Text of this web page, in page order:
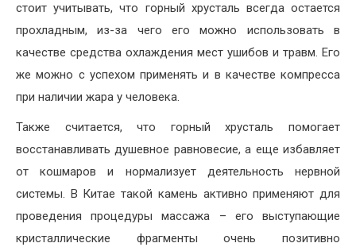
стоит учитывать, что горный хрусталь всегда остается
прохладным, из-за чего его можно использовать в
качестве средства охлаждения мест ушибов и травм. Его
же можно с успехом применять и в качестве компресса
при наличии жара у человека.
Также считается, что горный хрусталь помогает
восстанавливать душевное равновесие, а еще избавляет
от кошмаров и нормализует деятельность нервной
системы. В Китае такой камень активно применяют для
проведения процедуры массажа – его выступающие
кристаллические фрагменты очень позитивно